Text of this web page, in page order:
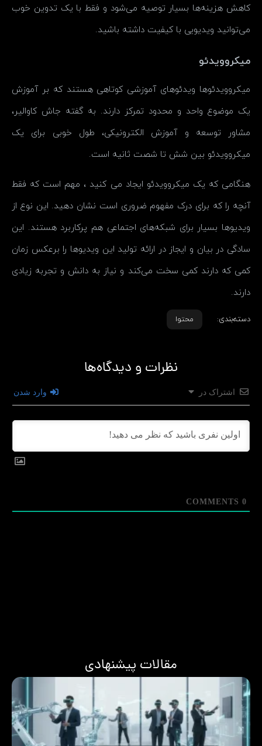
کاهش هزینه‌ها بسیار توصیه می‌شود و فقط با یک تدوین خوب
می‌توانید ویدیویی با کیفیت داشته باشید.
میکروویدئو
میکروویدئوها ویدئوهای آموزشی کوتاهی هستند که بر آموزش
یک موضوع واحد و محدود تمرکز دارند. به گفته جاش کاوالیر،
مشاور توسعه و آموزش الکترونیکی، طول خوبی برای یک
میکروویدئو بین شش تا شصت ثانیه است.
هنگامی که یک میکروویدئو ایجاد می کنید ، مهم است که فقط
آنچه را که برای درک مفهوم ضروری است نشان دهید. این نوع از
ویدیوها بسیار برای شبکه‌های اجتماعی هم پرکاربرد هستند. این
سادگی در بیان و ایجاز در ارائه تولید این ویدیوها را برعکس زمان
کمی که دارند کمی سخت می‌کند و نیاز به دانش و تجربه زیادی
دارند.
دسته‌بندی: محتوا
نظرات و دیدگاه‌ها
اشتراک در وارد شدن
0
مقالات پیشنهادی